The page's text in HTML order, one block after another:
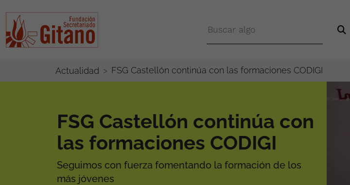
Actualidad FSG Castellón continúa con las formaciones CODIGI
FSG Castellón continúa con
las formaciones CODIGI
Seguimos con fuerza fomentando la formación de los
más jóvenes